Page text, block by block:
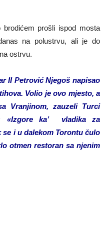
prošli ispod mosta
na polustrvu, ali je do
ostrvu.
II Petrović Njegoš napisao
Volio je ovo mjesto, a
Vranjinom, zauzeli Turci
«Izgore ka’ vladika za
se i u dalekom Torontu čulo
otmen restoran sa njenim